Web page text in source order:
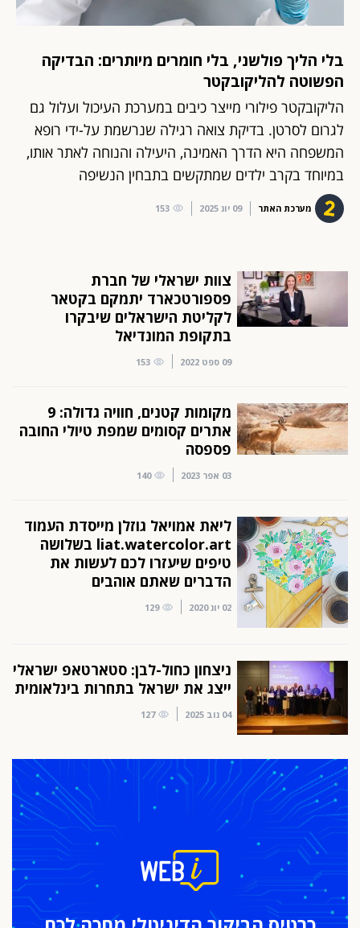
בלי הליך פולשני, בלי חומרים מיותרים: הבדיקה
הפשוטה להליקובקטר
הליקובקטר פילורי מייצר כיבים במערכת העיכול ועלול גם
לגרום לסרטן. בדיקת צואה רגילה שנרשמת על-ידי רופא
המשפחה היא הדרך האמינה, היעילה והנוחה לאתר אותו,
במיוחד בקרב ילדים שמתקשים בתבחין הנשיפה
מערכת האתר 09 יונ 2025 153
צוות ישראלי של חברת
פספורטכארד יתמקם בקטאר
לקליטת הישראלים שיבקרו
בתקופת המונדיאל
09 ספט 2022 153
מקומות קטנים, חוויה גדולה: 9
אתרים קסומים שמפת טיולי החובה
פספסה
03 אפר 2023 140
ליאת אמויאל גוזלן מייסדת העמוד
liat.watercolor.art בשלושה
טיפים שיעזרו לכם לעשות את
הדברים שאתם אוהבים
02 יונ 2020 129
ניצחון כחול-לבן: סטארטאפ ישראלי
ייצג את ישראל בתחרות בינלאומית
04 נוב 2025 127